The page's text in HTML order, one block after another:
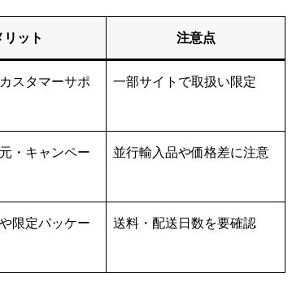
リット 注意点
スタマーサポ 一部サイトで取扱い限定
・キャンペー 並行輸入品や価格差に注意
限定パッケー 送料・配送日数を要確認